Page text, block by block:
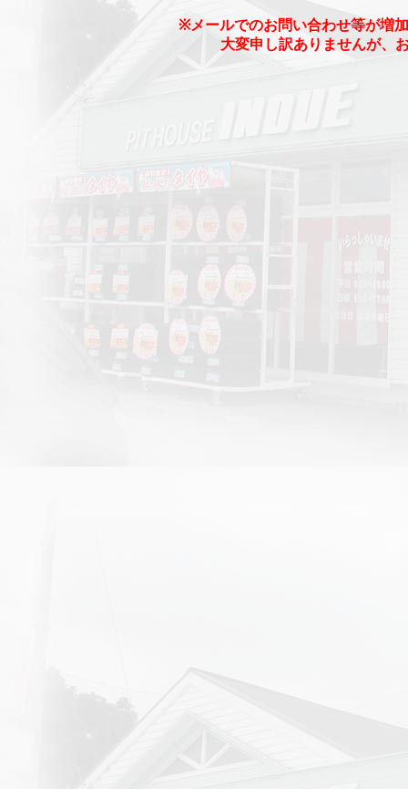
※メールでのお問い合わせ等が増
大変申し訳ありませんが、